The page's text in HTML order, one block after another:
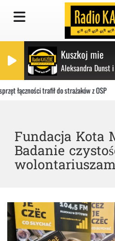
Kuszkoj mie
Aleksandra Dunst
łączności trafił do strażaków z OSP
Fundacja Kota
Badanie